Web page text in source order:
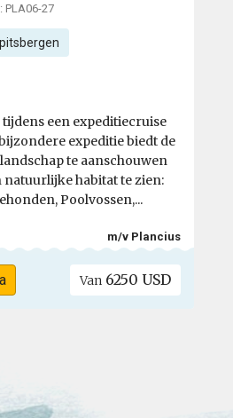
PLA06-27
een expeditiecruise
expeditie biedt de
te aanschouwen
habitat te zien:
Poolvossen,...
m/v Plancius
Van 6250 USD